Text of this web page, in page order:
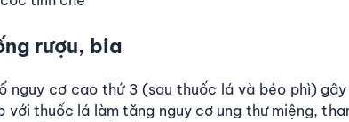
rượu, bia
nguy cơ cao thứ 3 (sau thuốc lá và béo phì)
với thuốc lá làm tăng nguy cơ ung thư miệng,